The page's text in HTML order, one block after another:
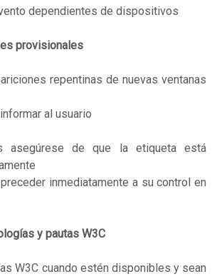
dependientes de dispositivos
provisionales
repentinas de nuevas ventanas
al usuario
asegúrese de que la etiqueta está
inmediatamente a su control en
y pautas W3C
W3C cuando estén disponibles y sean